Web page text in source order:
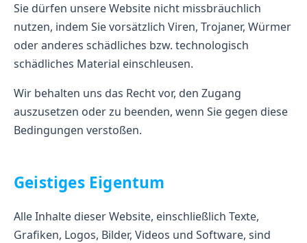
Sie dürfen unsere Website nicht missbräuchlich
nutzen, indem Sie vorsätzlich Viren, Trojaner, Würmer
oder anderes schädliches bzw. technologisch
schädliches Material einschleusen.
Wir behalten uns das Recht vor, den Zugang
auszusetzen oder zu beenden, wenn Sie gegen diese
Bedingungen verstoßen.
Geistiges Eigentum
Alle Inhalte dieser Website, einschließlich Texte,
Grafiken, Logos, Bilder, Videos und Software, sind